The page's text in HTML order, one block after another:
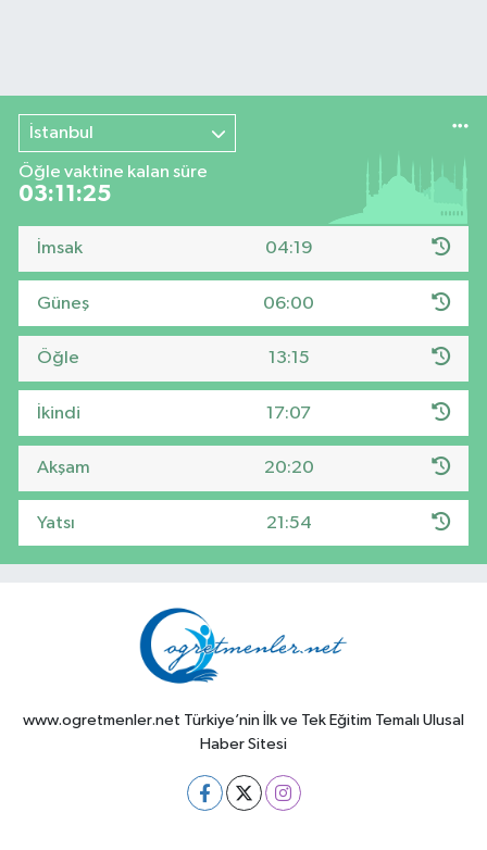
İstanbul
Öğle vaktine kalan süre
03:11:24
İmsak 04:19
Güneş 06:00
Öğle 13:15
İkindi 17:07
Akşam 20:20
Yatsı 21:54
www.ogretmenler.net Türkiye’nin İlk ve Tek Eğitim Temalı Ulusal
Haber Sitesi